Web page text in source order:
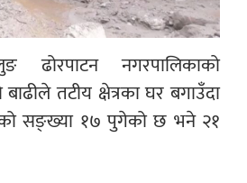
ढोरपाटन नगरपालिकाको
तटीय क्षेत्रका घर बगाउँदा
सङ्ख्या १७ पुगेको छ भने २१